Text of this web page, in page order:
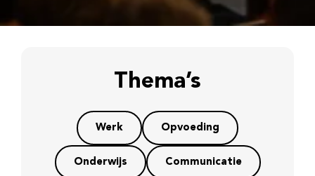
Thema’s
Werk Opvoeding
Onderwijs Communicatie